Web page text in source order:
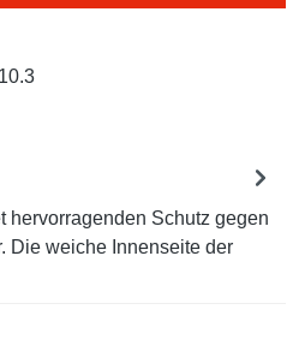
hervorragenden Schutz gegen
Die weiche Innenseite der